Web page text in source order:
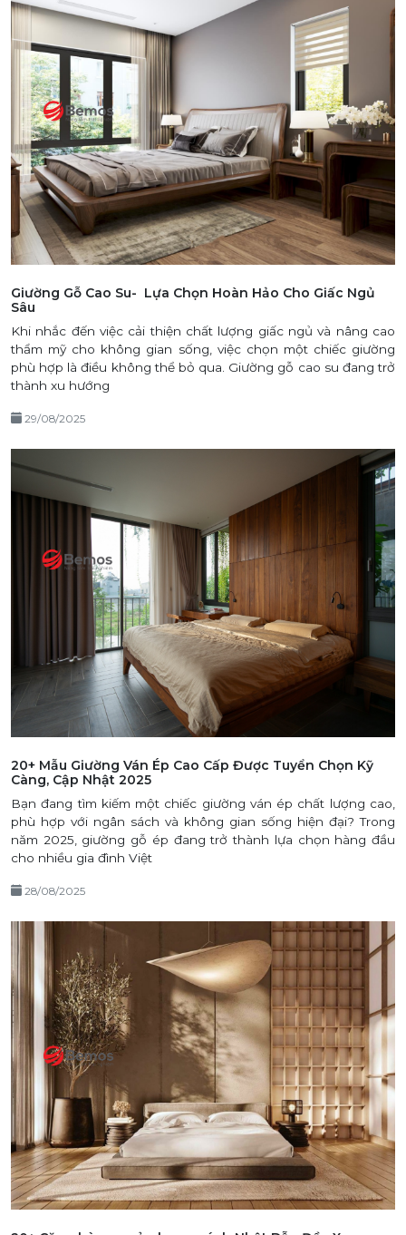
Giường Gỗ Cao Su- Lựa Chọn Hoàn Hảo Cho Giấc Ngủ
Sâu
Khi nhắc đến việc cải thiện chất lượng giấc ngủ và nâng cao
thẩm mỹ cho không gian sống, việc chọn một chiếc giường
phù hợp là điều không thể bỏ qua. Giường gỗ cao su đang trở
thành xu hướng
29/08/2025
20+ Mẫu Giường Ván Ép Cao Cấp Được Tuyển Chọn Kỹ
Càng, Cập Nhật 2025
Bạn đang tìm kiếm một chiếc giường ván ép chất lượng cao,
phù hợp với ngân sách và không gian sống hiện đại? Trong
năm 2025, giường gỗ ép đang trở thành lựa chọn hàng đầu
cho nhiều gia đình Việt
28/08/2025